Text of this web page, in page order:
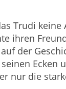
Trudi keine
ihren
der
Ecken
nur die